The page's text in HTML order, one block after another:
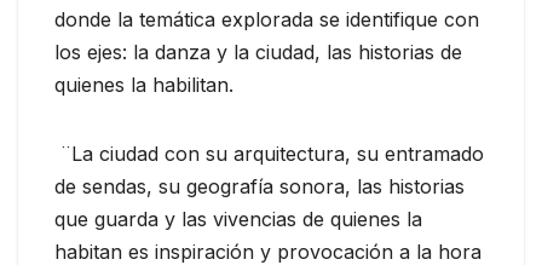
donde la temática explorada se identifique con
los ejes: la danza y la ciudad, las historias de
quienes la habilitan.
¨La ciudad con su arquitectura, su entramado
de sendas, su geografía sonora, las historias
que guarda y las vivencias de quienes la
habitan es inspiración y provocación a la hora